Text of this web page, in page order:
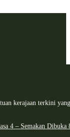
kerajaan terkini
4 – Semakan